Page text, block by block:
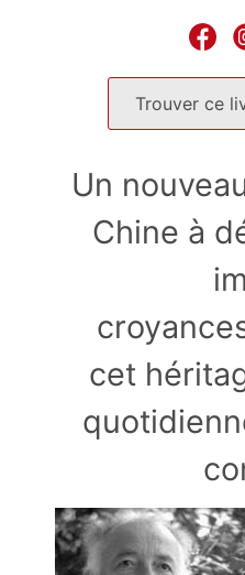
Trouver ce
Un
Chine à
cet